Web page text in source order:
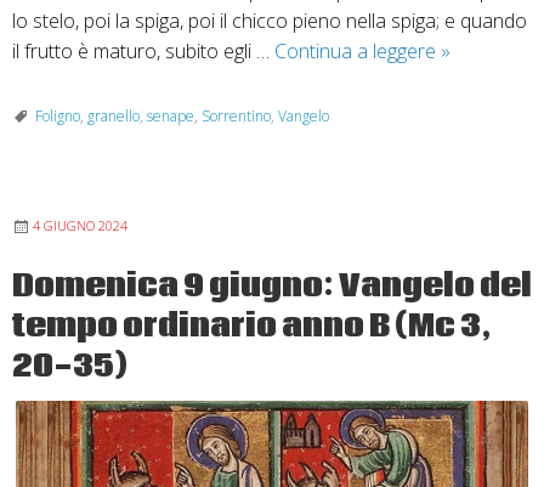
lo stelo, poi la spiga, poi il chicco pieno nella spiga; e quando
il frutto è maturo, subito egli … Continua a leggere Domenica
anno
B
4,
26-
34
»
Foligno, granello, senape, Sorrentino, Vangelo
4 GIUGNO 2024
Domenica 9 giugno: Vangelo del
tempo ordinario anno B (Mc 3,
20-35)